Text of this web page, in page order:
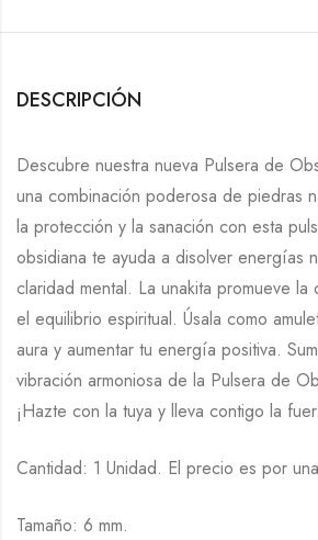
DESCRIPCIÓN
Descubre nuestra nueva Pulsera de
una combinación poderosa de piedras
la protección y la sanación con esta
obsidiana te ayuda a disolver energías
claridad mental. La unakita promueve la
el equilibrio espiritual. Úsala como
aura y aumentar tu energía positiva.
vibración armoniosa de la Pulsera de
¡Hazte con la tuya y lleva contigo la
Cantidad: 1 Unidad. El precio es por
Tamaño: 6 mm.